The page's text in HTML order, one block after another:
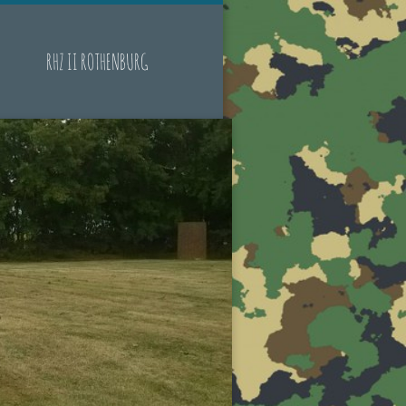
RHZ II ROTHENBURG